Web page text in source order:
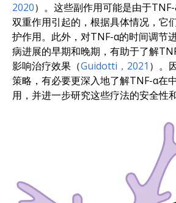
2020）。这些副作用可能是由于
双重作用引起的，根据具体情况，它
护作用。此外，对TNF-α的时间调节
病进展的早期和晚期，有助于了解
影响治疗效果（Guidotti，2021 ）。
策略，有必要更深入地了解TNF-α在
用，并进一步研究这些疗法的安全性